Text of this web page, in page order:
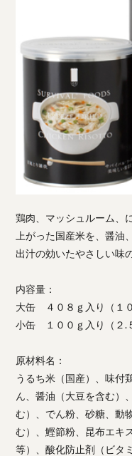
鶏肉、マッシュルーム、
上がった国産米を、醤油
出汁の効いたやさしい味
内容量：
大缶 ４０８ｇ入り（１０
小缶 １００ｇ入り（２.
原材料名：
うるち米（国産）、味付
ん、醤油（大豆を含む）
む）、でん粉、砂糖、動
む）、鰹節粉、昆布エキ
等）、酸化防止剤（ビタ